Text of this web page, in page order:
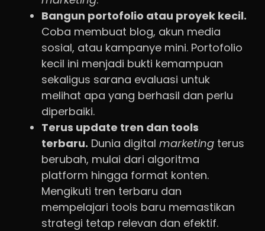
Bangun portofolio atau proyek kecil.
Coba membuat blog, akun media
sosial, atau kampanye mini. Portofolio
kecil ini menjadi bukti kemampuan
sekaligus sarana evaluasi untuk
melihat apa yang berhasil dan perlu
diperbaiki.
Terus update tren dan tools
terbaru. Dunia digital marketing terus
berubah, mulai dari algoritma
platform hingga format konten.
Mengikuti tren terbaru dan
mempelajari tools baru memastikan
strategi tetap relevan dan efektif.